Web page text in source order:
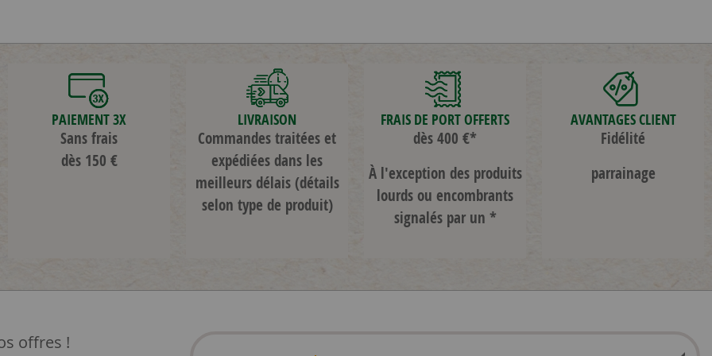
PAIEMENT 3X
Sans frais
dès 150 €
LIVRAISON
Commandes traitées et
expédiées dans les
meilleurs délais(détails
selon type de produit)
FRAIS DE PORT OFFERTS
dès 400 €*
À l'exception des produits
lourds ou encombrants
signalés par un *
AVANTAGES CLIENT
Fidélité
parrainage
offres !